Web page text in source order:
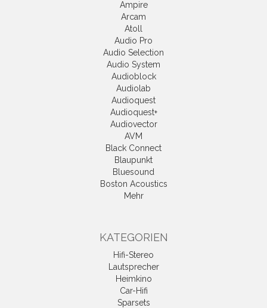
Ampire
Arcam
Atoll
Audio Pro
Audio Selection
Audio System
Audioblock
Audiolab
Audioquest
Audioquest+
Audiovector
AVM
Black Connect
Blaupunkt
Bluesound
Boston Acoustics
Mehr
KATEGORIEN
Hifi-Stereo
Lautsprecher
Heimkino
Car-Hifi
Sparsets